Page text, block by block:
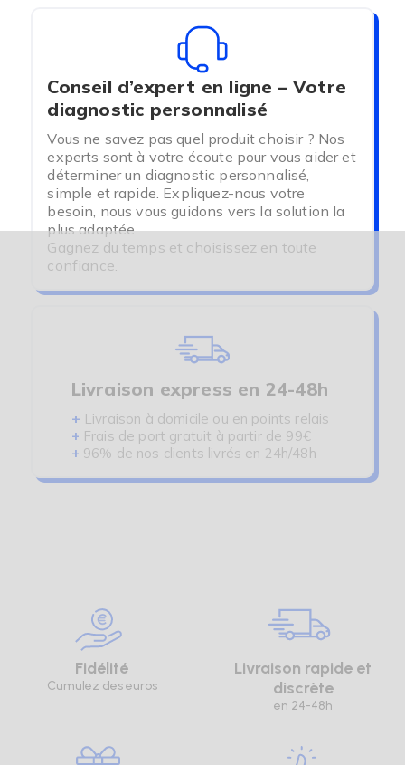
Conseil d’expert en ligne – Votre
diagnostic personnalisé
Vous ne savez pas quel produit choisir ? Nos
experts sont à votre écoute pour vous aider et
déterminer un diagnostic personnalisé,
simple et rapide. Expliquez-nous votre
besoin, nous vous guidons vers la solution la
plus adaptée.
Gagnez du temps et choisissez en toute
confiance.
Livraison express en 24-48h
+ Livraison à domicile ou en points relais
+ Frais de port gratuit à partir de 99€
+ 96% de nos clients livrés en 24h/48h
Fidélité
Cumulez des euros
Livraison rapide et
discrète
en 24-48h